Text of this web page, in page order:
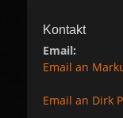
Kontakt
Email:
Email an
Email an Dirk